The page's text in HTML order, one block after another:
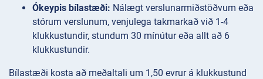
Ókeypis bílastæði: Nálægt verslunarmiðstöðvum eða
stórum verslunum, venjulega takmarkað við 1-4
klukkustundir, stundum 30 mínútur eða allt að 6
klukkustundir.
Bílastæði kosta að meðaltali um 1,50 evrur á klukkustund